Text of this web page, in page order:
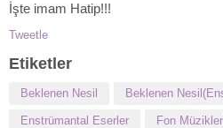
İşte imam Hatip!!!
Tweetle
Etiketler
Beklenen Nesil Beklenen
Enstrümantal Eserler Fon